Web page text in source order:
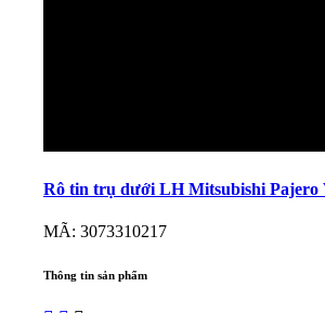
Rô tin trụ dưới LH Mitsubishi Pajero
MÃ: 3073310217
Thông tin sản phẩm